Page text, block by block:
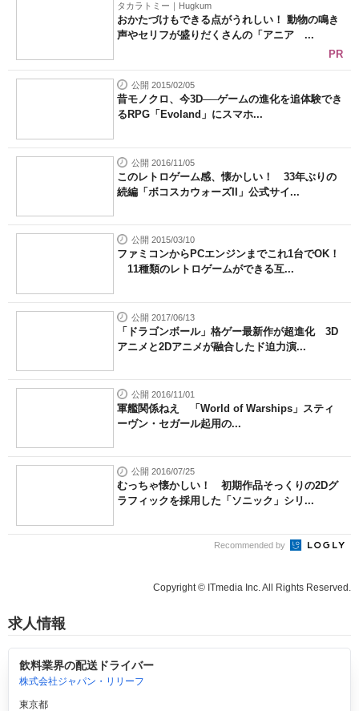
タカラトミー｜Hugkum
おかたづけもできる点がうれしい！ 動物の鳴き
声やセリフが盛りだくさんの「アニア ...
PR
公開 2015/02/05
昔モノクロ、今3D──ゲームの進化を追体験でき
るRPG「Evoland」にスマホ...
公開 2016/11/05
このレトロゲーム感、懐かしい！ 33年ぶりの
続編「ボコスカウォーズII」公式サイ...
公開 2015/03/10
ファミコンからPCエンジンまでこれ1台でOK！
11種類のレトロゲームができる互...
公開 2017/06/13
「ドラゴンボール」格ゲー最新作が超進化 3D
アニメと2Dアニメが融合したド迫力演...
公開 2016/11/01
軍艦関係ねえ 「World of Warships」スティ
ーヴン・セガール起用の...
公開 2016/07/25
むっちゃ懐かしい！ 初期作品そっくりの2Dグ
ラフィックを採用した「ソニック」シリ...
Recommended by
Copyright © ITmedia Inc. All Rights Reserved.
求人情報
飲料業界の配送ドライバー
株式会社ジャパン・リリーフ
東京都